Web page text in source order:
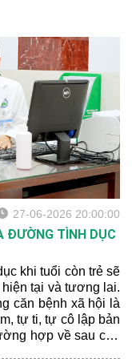
27-06-2026 20:00:00
ĐƯỜNG TÌNH DỤC
khi tuổi còn trẻ sẽ
tại và tương lai.
căn bệnh xã hội là
tự ti, tự cô lập bản
hợp về sau còn